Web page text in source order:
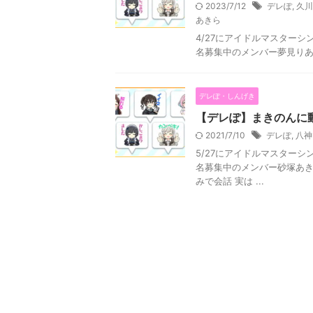
2023/7/12 デレぽ, 久
あきら
4/27にアイドルマスターシ
名募集中のメンバー夢見り
デレぽ・しんげき
【デレぽ】まきのん
2021/7/10 デレぽ, 八
5/27にアイドルマスターシ
名募集中のメンバー砂塚あ
みで会話 実は ...